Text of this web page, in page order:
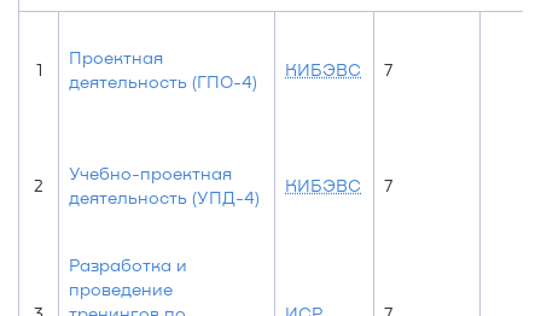
1
Проектная
деятельность (ГПО-4)
КИБЭВС 7
2
Учебно-проектная
деятельность (УПД-4)
КИБЭВС 7
Разработка и
проведение